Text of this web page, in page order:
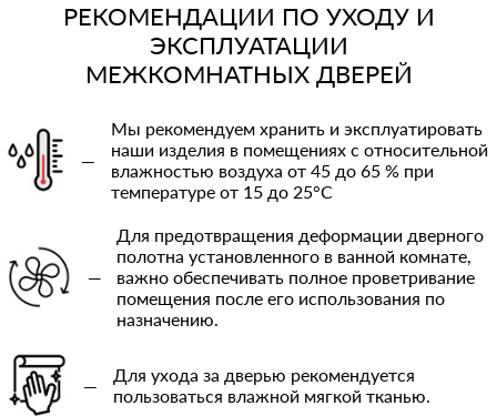
РЕКОМЕНДАЦИИ ПО УХОДУ И
ЭКСПЛУАТАЦИИ
МЕЖКОМНАТНЫХ ДВЕРЕЙ
—
Мы рекомендуем хранить и эксплуатировать
наши изделия в помещениях с относительной
влажностью воздуха от 45 до 65 % при
температуре от 15 до 25°C
—
Для предотвращения деформации дверного
полотна установленного в ванной комнате,
важно обеспечивать полное проветривание
помещения после его использования по
назначению.
—
Для ухода за дверью рекомендуется
пользоваться влажной мягкой тканью.